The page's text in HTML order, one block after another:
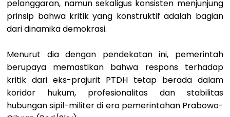
pelanggaran, namun sekaligus konsisten menjunjung
prinsip bahwa kritik yang konstruktif adalah bagian
dari dinamika demokrasi.
Menurut dia dengan pendekatan ini, pemerintah
berupaya memastikan bahwa respons terhadap
kritik dari eks-prajurit PTDH tetap berada dalam
koridor hukum, profesionalitas dan stabilitas
hubungan sipil-militer di era pemerintahan Prabowo-